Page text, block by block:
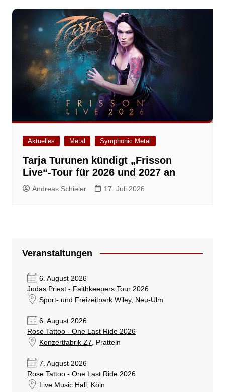
Aktuelles Metal Symphonic Metal
Tarja Turunen kündigt „Frisson
Live“-Tour für 2026 und 2027 an
Andreas Schieler 17. Juli 2026
Veranstaltungen
6. August 2026
Judas Priest - Faithkeepers Tour 2026
Sport- und Freizeitpark Wiley, Neu-Ulm
6. August 2026
Rose Tattoo - One Last Ride 2026
Konzertfabrik Z7 , Pratteln
7. August 2026
Rose Tattoo - One Last Ride 2026
Live Music Hall, Köln